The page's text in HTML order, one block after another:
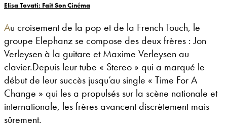
Elisa Tovati: Fait Son Cinéma
Au croisement de la pop et de la French Touch, le
groupe Elephanz se compose des deux frères : Jon
Verleysen à la guitare et Maxime Verleysen au
clavier.Depuis leur tube « Stereo » qui a marqué le
début de leur succès jusqu’au single « Time For A
Change » qui les a propulsés sur la scène nationale et
internationale, les frères avancent discrètement mais
sûrement.